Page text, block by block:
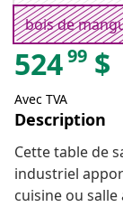
bois de
52499 $
Avec TVA
Description
Cette table de
industriel
cuisine ou salle